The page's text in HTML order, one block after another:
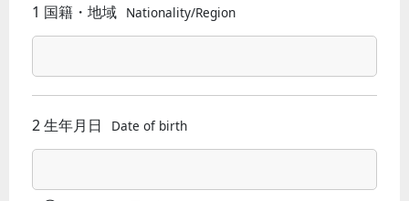
1 国籍・地域 Nationality/Region
2 生年月日 Date of birth